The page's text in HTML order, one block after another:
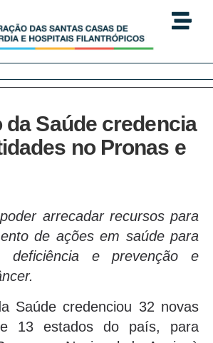
da Saúde credencia
no Pronas e
arrecadar recursos para
de ações em saúde para
deficiência e prevenção e
Saúde credenciou 32 novas
13 estados do país, para